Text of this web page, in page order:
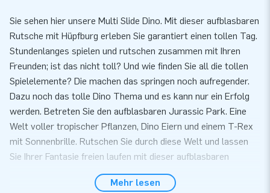
Sie sehen hier unsere Multi Slide Dino. Mit dieser aufblasbaren
Rutsche mit Hüpfburg erleben Sie garantiert einen tollen Tag.
Stundenlanges spielen und rutschen zusammen mit Ihren
Freunden; ist das nicht toll? Und wie finden Sie all die tollen
Spielelemente? Die machen das springen noch aufregender.
Dazu noch das tolle Dino Thema und es kann nur ein Erfolg
werden. Betreten Sie den aufblasbaren Jurassic Park. Eine
Welt voller tropischer Pflanzen, Dino Eiern und einem T-Rex
mit Sonnenbrille. Rutschen Sie durch diese Welt und lassen
Sie Ihrer Fantasie freien laufen mit dieser aufblasbaren
Rutsche mit Hüpfburg. Diese Multi Slide ist ein absoluter
Publikumsmagnet und eine Bereicherung für jedes Event.
Mehr lesen